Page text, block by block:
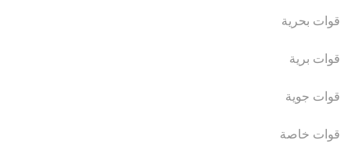
قوات بحرية
قوات برية
قوات جوية
قوات خاصة